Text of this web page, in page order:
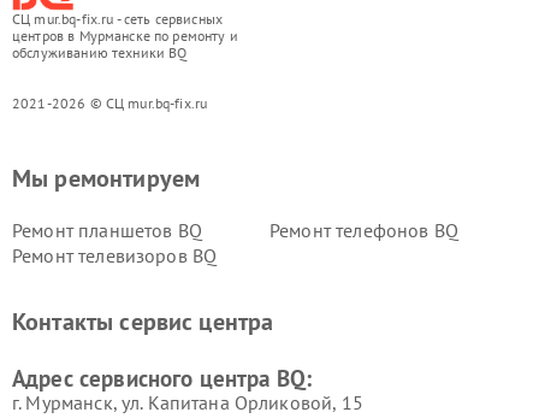
СЦ mur.bq-fix.ru - сеть сервисных
центров в Мурманске по ремонту и
обслуживанию техники BQ
2021-2026 © СЦ mur.bq-fix.ru
Мы ремонтируем
Ремонт планшетов BQ
Ремонт телефонов BQ
Ремонт телевизоров BQ
Контакты сервис центра
Адрес сервисного центра BQ:
г. Мурманск, ул. Капитана Орликовой, 15